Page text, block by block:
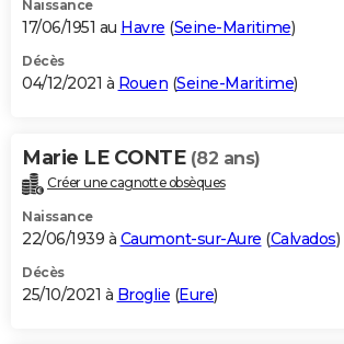
Naissance
17/06/1951 au Havre (Seine-Maritime)
Décès
04/12/2021 à Rouen (Seine-Maritime)
Marie LE CONTE (82 ans)
Créer une cagnotte obsèques
Naissance
22/06/1939 à Caumont-sur-Aure (Calvados)
Décès
25/10/2021 à Broglie (Eure)